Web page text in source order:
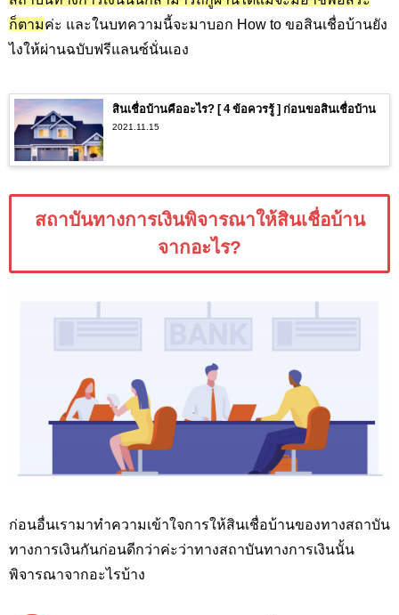
ก็ตามค่ะ และในบทความนี้จะมาบอก How to ขอสินเชื่อบ้านยัง
ไงให้ผ่านฉบับฟรีแลนซ์นั่นเอง
สินเชื่อบ้านคืออะไร? [ 4 ข้อควรรู้ ] ก่อนขอสินเชื่อบ้าน
2021.11.15
สถาบันทางการเงินพิจารณาให้สินเชื่อบ้าน
จากอะไร?
ก่อนอื่นเรามาทำความเข้าใจการให้สินเชื่อบ้านของทางสถาบัน
ทางการเงินกันก่อนดีกว่าค่ะว่าทางสถาบันทางการเงินนั้น
พิจารณาจากอะไรบ้าง